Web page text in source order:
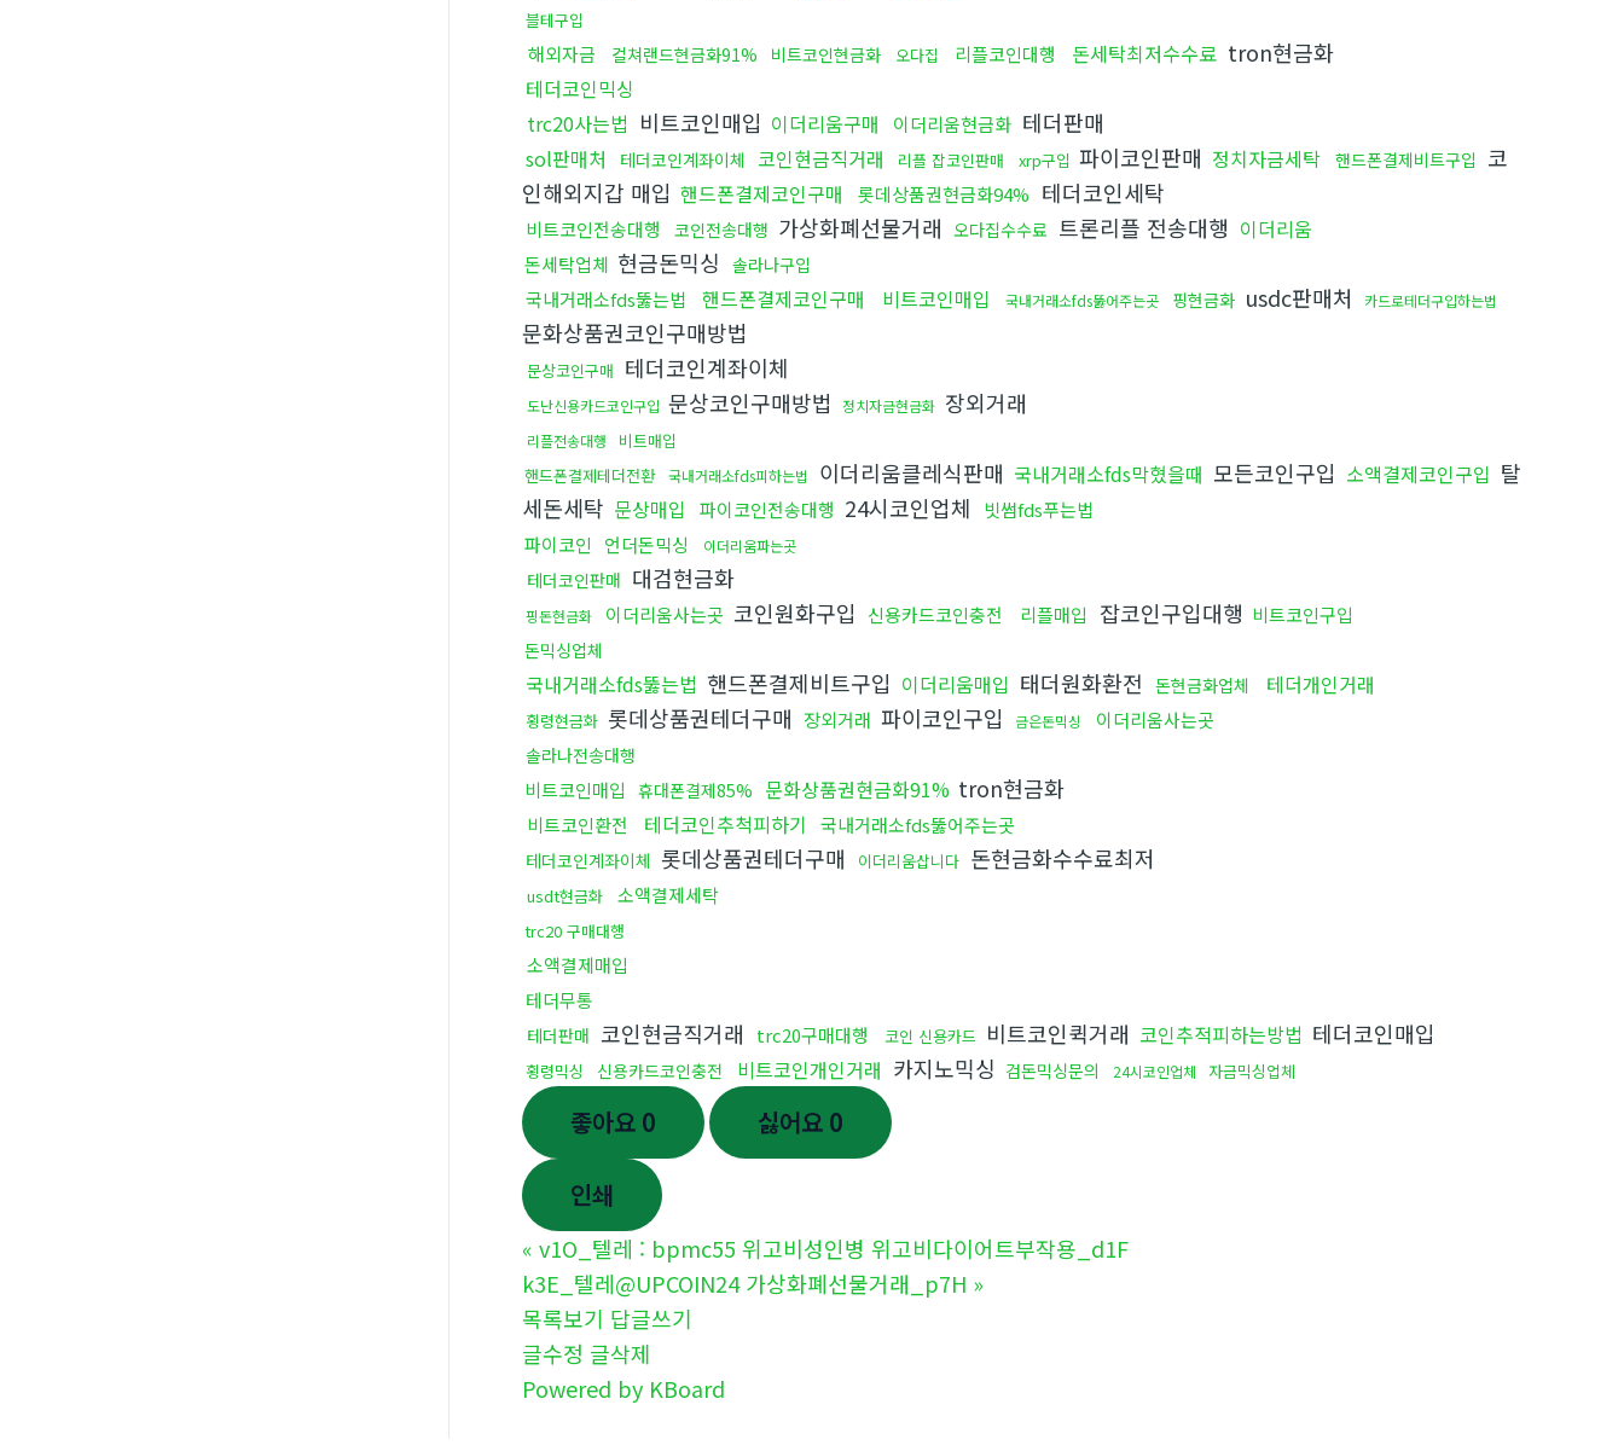
블테구입
해외자금 컬쳐랜드현금화91% 비트코인현금화 오다집 리플코인대행 돈세탁최저수수료 tron현금화
테더코인믹싱
trc20사는법 비트코인매입 이더리움구매 이더리움현금화 테더판매
sol판매처 테더코인계좌이체 코인현금직거래 리플 잡코인판매 xrp구입 파이코인판매 정치자금세탁 핸드폰결제비트구입 코
인해외지갑 매입 핸드폰결제코인구매 롯데상품권현금화94% 테더코인세탁
비트코인전송대행 코인전송대행 가상화폐선물거래 오다집수수료 트론리플 전송대행 이더리움
돈세탁업체 현금돈믹싱 솔라나구입
국내거래소fds뚫는법 핸드폰결제코인구매 비트코인매입 국내거래소fds뚫어주는곳 핑현금화 usdc판매처 카드로테더구입하는법
문화상품권코인구매방법
문상코인구매 테더코인계좌이체
도난신용카드코인구입 문상코인구매방법 정치자금현금화 장외거래
리플전송대행
비트매입
핸드폰결제테더전환
국내거래소fds피하는법 이더리움클레식판매 국내거래소fds막혔을때 모든코인구입 소액결제코인구입 탈
세돈세탁 문상매입 파이코인전송대행 24시코인업체
빗썸fds푸는법
파이코인
언더돈믹싱 이더리움파는곳
테더코인판매 대검현금화
핑돈현금화 이더리움사는곳 코인원화구입 신용카드코인충전 리플매입 잡코인구입대행 비트코인구입
돈믹싱업체
국내거래소fds뚫는법 핸드폰결제비트구입 이더리움매입 태더원화환전 돈현금화업체 테더개인거래
횡령현금화 롯데상품권테더구매 장외거래 파이코인구입 금은돈믹싱 이더리움사는곳
솔라나전송대행
비트코인매입 휴대폰결제85% 문화상품권현금화91% tron현금화
비트코인환전 테더코인추척피하기 국내거래소fds뚫어주는곳
테더코인계좌이체 롯데상품권테더구매 이더리움삽니다 돈현금화수수료최저
usdt현금화 소액결제세탁
trc20 구매대행
소액결제매입
테더무통
테더판매 코인현금직거래 trc20구매대행 코인 신용카드 비트코인퀵거래 코인추적피하는방법 테더코인매입
횡령믹싱 신용카드코인충전 비트코인개인거래 카지노믹싱 검돈믹싱문의 24시코인업체 자금믹싱업체
좋아요 0 싫어요 0
인쇄
« v1O_텔레 : bpmc55 위고비성인병 위고비다이어트부작용_d1F
k3E_텔레@UPCOIN24 가상화폐선물거래_p7H »
목록보기 답글쓰기
글수정 글삭제
Powered by KBoard